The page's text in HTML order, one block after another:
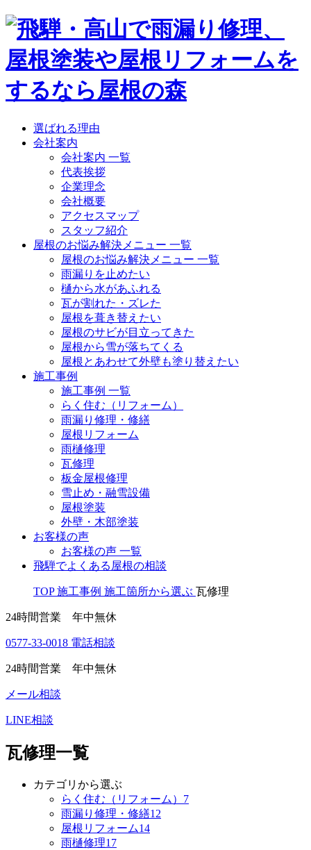
選ばれる理由
会社案内
会社案内 一覧
代表挨拶
企業理念
会社概要
アクセスマップ
スタッフ紹介
屋根のお悩み解決メニュー 一覧
屋根のお悩み解決メニュー 一覧
雨漏りを止めたい
樋から水があふれる
瓦が割れた・ズレた
屋根を葺き替えたい
屋根のサビが目立ってきた
屋根から雪が落ちてくる
屋根とあわせて外壁も塗り替えたい
施工事例
施工事例 一覧
らく住む（リフォーム）
雨漏り修理・修繕
屋根リフォーム
雨樋修理
瓦修理
板金屋根修理
雪止め・融雪設備
屋根塗装
外壁・木部塗装
お客様の声
お客様の声 一覧
飛騨でよくある屋根の相談
TOP 施工事例 施工箇所から選ぶ 瓦修理
24時間営業 年中無休
0577-33-0018 電話相談
24時間営業 年中無休
メール相談
LINE相談
瓦修理一覧
カテゴリから選ぶ
らく住む（リフォーム） 7
雨漏り修理・修繕12
屋根リフォーム14
雨樋修理17